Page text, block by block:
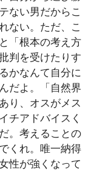
ない男だからこ
ない。ただ、こ
「根本の考え方
判を受けたりす
かなんて自分に
だよ。「自然界
り、オスがメス
チアドバイスく
。考えることの
くれ。唯一納得
性が強くなって